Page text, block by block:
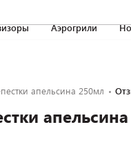
Аэрогрили
апельсина 250мл
апельсина